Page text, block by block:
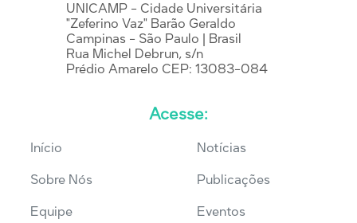
UNICAMP - Cidade Universitária
"Zeferino Vaz" Barão Geraldo
Campinas - São Paulo | Brasil
Rua Michel Debrun, s/n
Prédio Amarelo CEP: 13083-084
Acesse:
Início
Sobre Nós
Equipe
Notícias
Publicações
Eventos